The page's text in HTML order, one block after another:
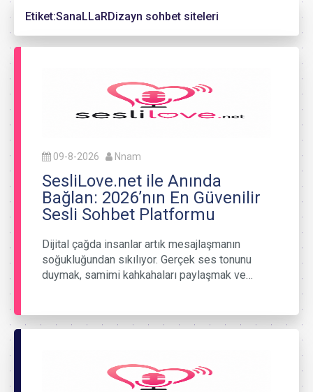
Etiket:SanaLLaRDizayn sohbet siteleri
09-8-2026 Nnam
SesliLove.net ile Anında
Bağlan: 2026’nın En Güvenilir
Sesli Sohbet Platformu
Dijital çağda insanlar artık mesajlaşmanın
soğukluğundan sıkılıyor. Gerçek ses tonunu
duymak, samimi kahkahaları paylaşmak ve…